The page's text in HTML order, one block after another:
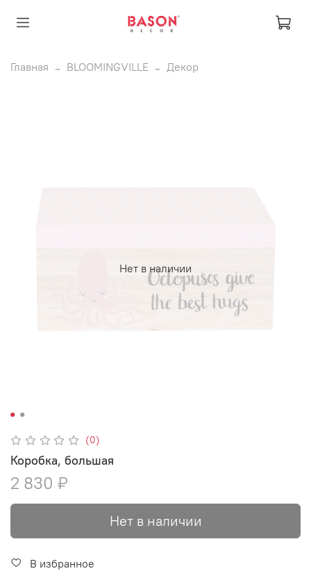
Главная BLOOMINGVILLE Декор
Нет в наличии
(0)
Коробка, большая
2 830 ₽
Нет в наличии
В избранное